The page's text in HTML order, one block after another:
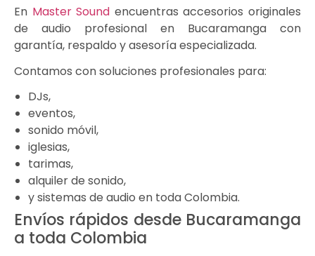
En Master Sound encuentras accesorios originales
de audio profesional en Bucaramanga con
garantía, respaldo y asesoría especializada.
Contamos con soluciones profesionales para:
DJs,
eventos,
sonido móvil,
iglesias,
tarimas,
alquiler de sonido,
y sistemas de audio en toda Colombia.
Envíos rápidos desde Bucaramanga
a toda Colombia